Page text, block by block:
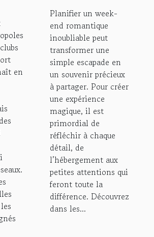
en
?
Planifier un week-
end romantique
inoubliable peut
transformer une
simple escapade en
un souvenir précieux
à partager. Pour créer
une expérience
magique, il est
primordial de
réfléchir à chaque
détail, de
l’hébergement aux
petites attentions qui
feront toute la
différence. Découvrez
dans les...